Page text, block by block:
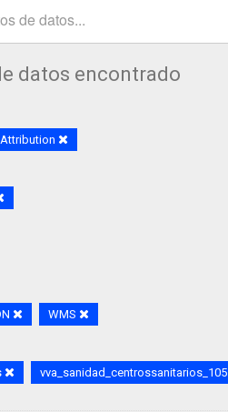
datos encontrado
WMS
vva_sanidad_centrossanitarios_105